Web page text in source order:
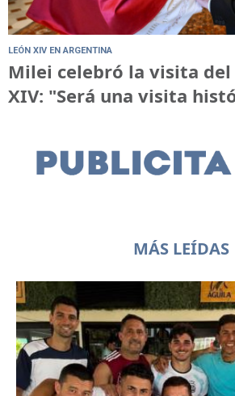
LEÓN XIV EN ARGENTINA
Milei celebró la visita del
XIV: "Será una visita
MÁS LEÍDAS